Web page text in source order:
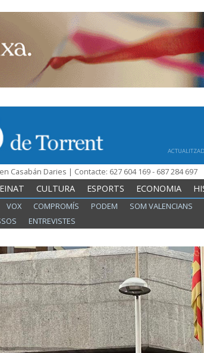
Casabán Daries | Contacte: 627 604 169 - 687 284 697
CULTURA ESPORTS ECONOMIA
VOX COMPROMÍS PODEM SOM VALENCIANS
ENTREVISTES